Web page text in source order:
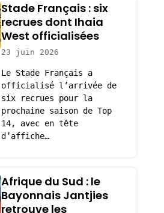
Stade Français : six
recrues dont Ihaia
West officialisées
23 juin 2026
Le Stade Français a
officialisé l’arrivée de
six recrues pour la
prochaine saison de Top
14, avec en tête
d’affiche…
Afrique du Sud : le
Bayonnais Jantjies
retrouve les